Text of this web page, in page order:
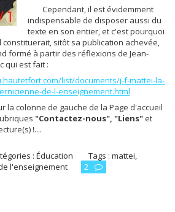
Cependant, il est évidemment
indispensable de disposer aussi du
texte en son entier, et c'est pourquoi
sitôt sa publication achevée,
formé à partir des réflexions de Jean-
qui est fait :
list/documents/j-f-mattei-la-
de-l-enseignement.html
colonne de gauche de la Page d'accueil
"Contactez-nous", "Liens" et
!....
:Éducation Tags :mattei,
l'enseignement
2